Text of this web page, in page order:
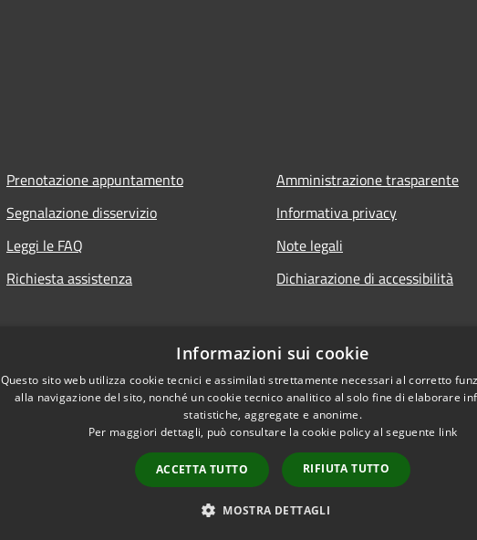
Prenotazione appuntamento
Segnalazione disservizio
Leggi le FAQ
Richiesta assistenza
Amministrazione trasparente
Informativa privacy
Note legali
Dichiarazione di accessibilità
Copyright © 2026 • Comune
Informazioni sui cookie
Questo sito web utilizza cookie tecnici e assimilati strettamente necessari al corretto
alla navigazione del sito, nonché un cookie tecnico analitico al solo fine di elaborare
statistiche, aggregate e anonime.
Per maggiori dettagli, può consultare la cookie policy al seguente link
ACCETTA TUTTO RIFIUTA TUTTO
MOSTRA DETTAGLI